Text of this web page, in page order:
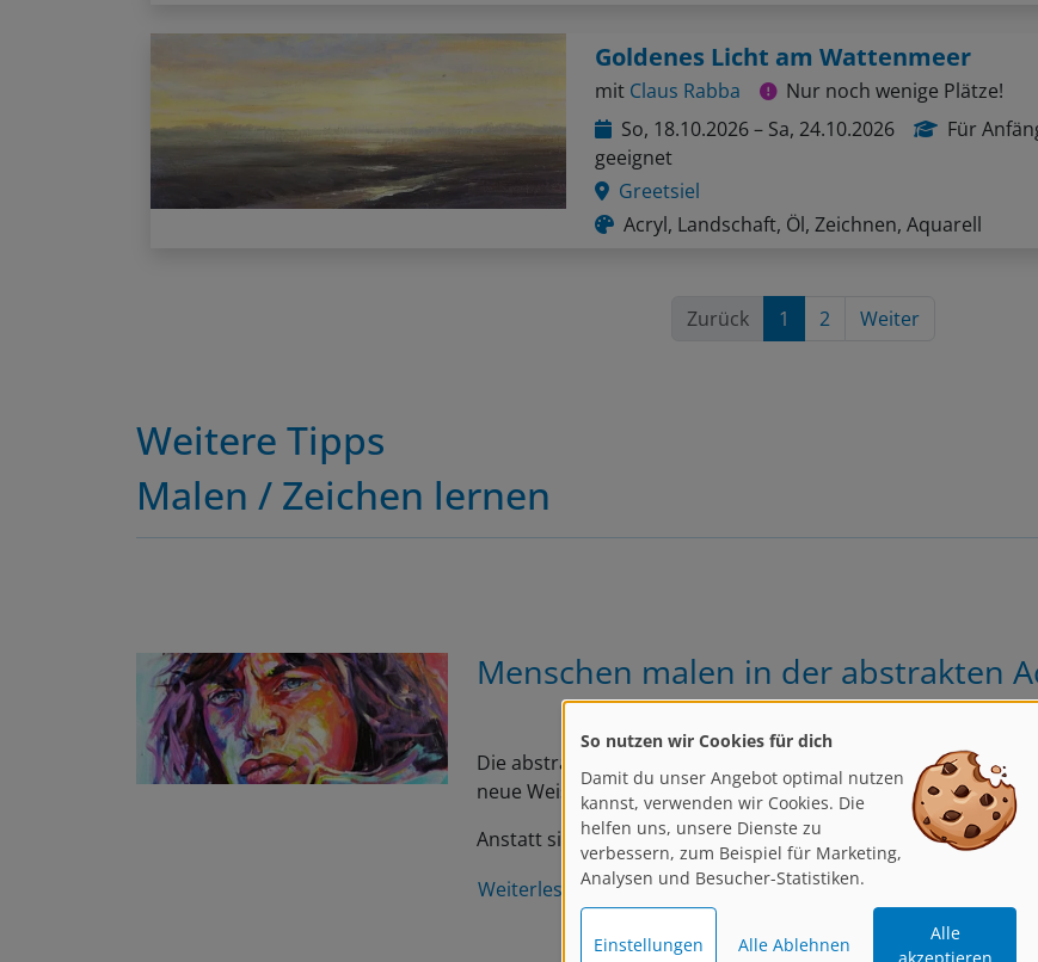
Goldenes Licht am Wattenmeer
mit Claus Rabba
Nur noch wenige Plätze!
So, 18.10.2026 – Sa, 24.10.2026
Für
geeignet
Greetsiel
Acryl, Landschaft, Öl, Zeichnen, Aquarell
Zurück 1 2 Weiter
Weitere Tipps
Malen / Zeichen lernen
Menschen malen in der abstrakten
Die abstrakte Acrylmalerei eignet sich perfekt, um die
neue Weise zu interpretieren!
Anstatt sich auf realistische…
Weiterlesen
Damit du unser Angebot optimal nutzen
kannst, verwenden wir Cookies. Die
helfen uns, unsere Dienste zu
verbessern, zum Beispiel für Marketing,
Analysen und Besucher-Statistiken.
Einstellungen
Alle
akzeptieren